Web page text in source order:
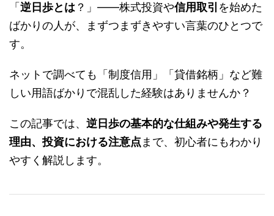
「 逆日歩とは ？」——株式投資や信用取引 を始めた
ばかりの人が、まずつまずきやすい言葉のひとつで
す。
ネットで調べても「制度信用」「貸借銘柄」など難
しい用語ばかりで混乱した経験はありませんか？
この記事では、 逆日歩の基本的な仕組みや発生する
理由、投資における注意点 まで、初心者にもわかり
やすく解説します。